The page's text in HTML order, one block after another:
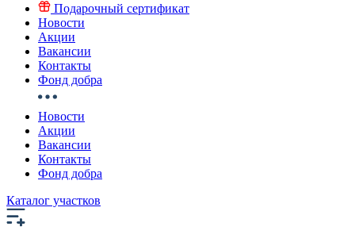
Подарочный сертификат
Новости
Акции
Вакансии
Контакты
Фонд добра
Новости
Акции
Вакансии
Контакты
Фонд добра
Каталог участков